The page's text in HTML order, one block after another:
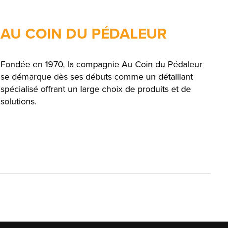
AU COIN DU PÉDALEUR
Fondée en 1970, la compagnie Au Coin du Pédaleur
se démarque dès ses débuts comme un détaillant
spécialisé offrant un large choix de produits et de
solutions.
English